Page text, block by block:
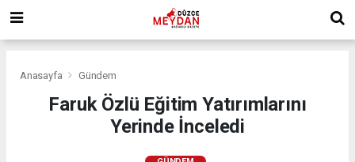
Anasayfa Gündem
Faruk Özlü Eğitim Yatırımlarını
Yerinde İnceledi